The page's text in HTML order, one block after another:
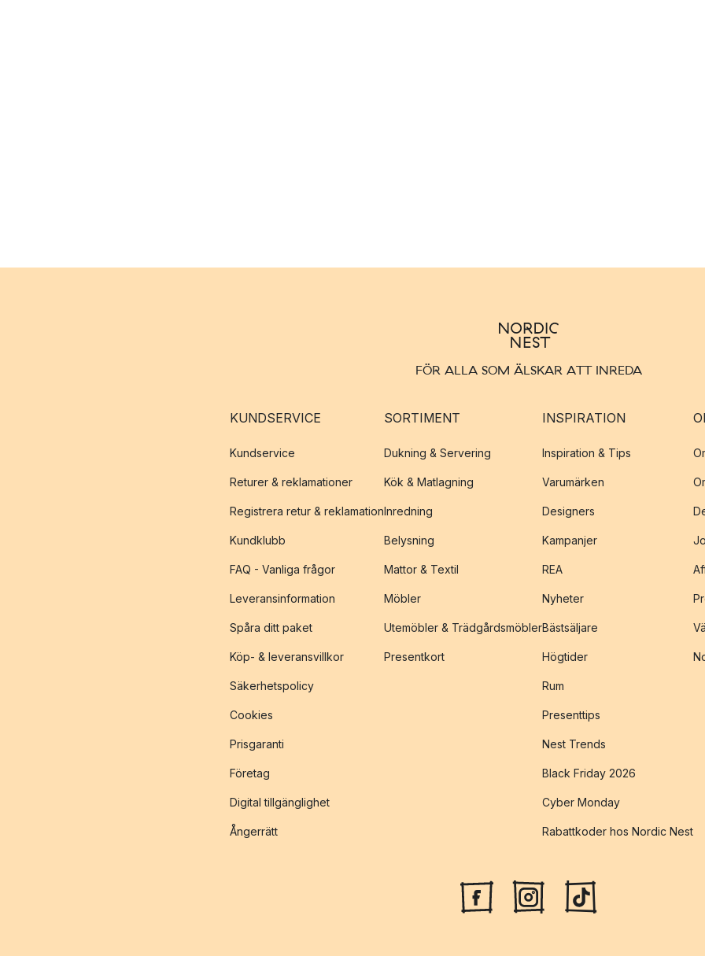
FÖR ALLA SOM ÄLSKAR ATT INREDA
KUNDSERVICE
Kundservice
Returer & reklamationer
Registrera retur & reklamation
Kundklubb
FAQ - Vanliga frågor
Leveransinformation
Spåra ditt paket
Köp- & leveransvillkor
Säkerhetspolicy
Cookies
Prisgaranti
Företag
Digital tillgänglighet
Ångerrätt
SORTIMENT
Dukning & Servering
Kök & Matlagning
Inredning
Belysning
Mattor & Textil
Möbler
Utemöbler & Trädgårdsmöbler
Presentkort
INSPIRATION
Inspiration & Tips
Varumärken
Designers
Kampanjer
REA
Nyheter
Bästsäljare
Högtider
Rum
Presenttips
Nest Trends
Black Friday 2026
Cyber Monday
Rabattkoder hos Nordic Nest